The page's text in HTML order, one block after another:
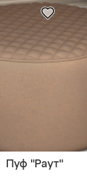
Пуф "Раут"